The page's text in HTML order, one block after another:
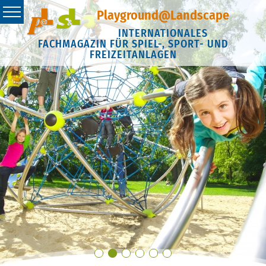
Playground@Landscape
INTERNATIONALES
FACHMAGAZIN FÜR SPIEL-, SPORT- UND
FREIZEITANLAGEN